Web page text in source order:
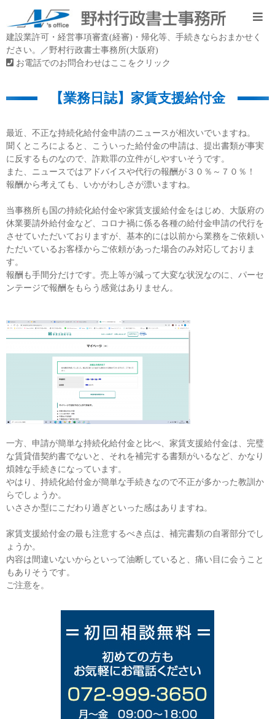
建設業許可・経営事項審査(経審)・帰化等、手続きならおまかせく
ださい。／野村行政書士事務所(大阪府)
お電話でのお問合わせはここをクリック
【業務日誌】家賃支援給付金
最近、不正な持続化給付金申請のニュースが相次いでいますね。
聞くところによると、こういった給付金の申請は、提出書類が事実
に反するものなので、詐欺罪の立件がしやすいそうです。
また、ニュースではアドバイスや代行の報酬が３０％～７０％！
報酬から考えても、いかがわしさが漂いますね。
当事務所も国の持続化給付金や家賃支援給付金をはじめ、大阪府の
休業要請外給付金など、コロナ禍に係る各種の給付金申請の代行を
させていただいておりますが、基本的には以前から業務をご依頼い
ただいているお客様からご依頼があった場合のみ対応しておりま
す。
報酬も手間分だけです。売上等が減って大変な状況なのに、パーセ
ンテージで報酬をもらう感覚はありません。
一方、申請が簡単な持続化給付金と比べ、家賃支援給付金は、完璧
な賃貸借契約書でないと、それを補完する書類がいるなど、かなり
煩雑な手続きになっています。
やはり、持続化給付金が簡単な手続きなので不正が多かった教訓か
らでしょうか。
いささか型にこだわり過ぎといった感はありますね。
家賃支援給付金の最も注意するべき点は、補完書類の自署部分でし
ょうか。
内容は間違いないからといって油断していると、痛い目に会うこと
もありそうです。
ご注意を。